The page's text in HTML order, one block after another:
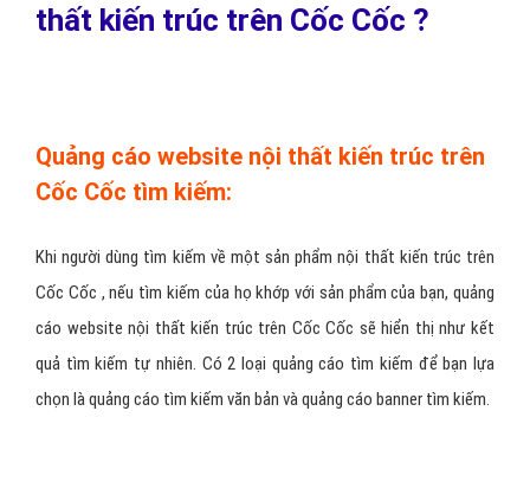
thất kiến trúc trên Cốc Cốc ?
Quảng cáo website nội thất kiến trúc trên
Cốc Cốc tìm kiếm:
Khi người dùng tìm kiếm về một sản phẩm nội thất kiến trúc trên
Cốc Cốc , nếu tìm kiếm của họ khớp với sản phẩm của bạn, quảng
cáo website nội thất kiến trúc trên Cốc Cốc sẽ hiển thị như kết
quả tìm kiếm tự nhiên. Có 2 loại quảng cáo tìm kiếm để bạn lựa
chọn là quảng cáo tìm kiếm văn bản và quảng cáo banner tìm kiếm.